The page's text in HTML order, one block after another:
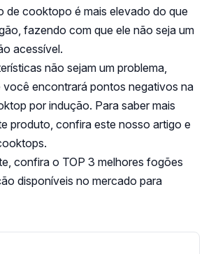
de cooktopo é mais elevado do que
fazendo com que ele não seja um
acessível.
não sejam um problema,
você encontrará pontos negativos na
por indução. Para saber mais
produto, confira este nosso artigo e
confira o TOP 3 melhores fogões
disponíveis no mercado para